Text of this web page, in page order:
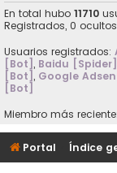
En total hubo 11710
Registrados, 0
Usuarios registrados:
[Bot], Baidu [Spider]
[Bot], Google
[Bot]
Miembro más reciente:
Portal Índice